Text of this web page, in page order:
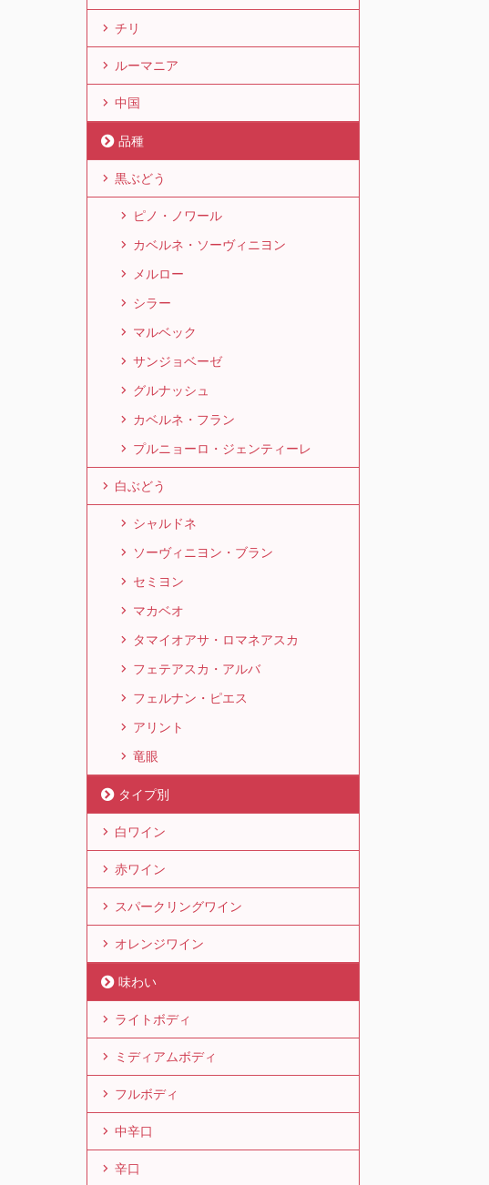
チリ
ルーマニア
中国
品種
黒ぶどう
ピノ・ノワール
カベルネ・ソーヴィニヨン
メルロー
シラー
マルベック
サンジョベーゼ
グルナッシュ
カベルネ・フラン
プルニョーロ・ジェンティーレ
白ぶどう
シャルドネ
ソーヴィニヨン・ブラン
セミヨン
マカベオ
タマイオアサ・ロマネアスカ
フェテアスカ・アルバ
フェルナン・ピエス
アリント
竜眼
タイプ別
白ワイン
赤ワイン
スパークリングワイン
オレンジワイン
味わい
ライトボディ
ミディアムボディ
フルボディ
中辛口
辛口